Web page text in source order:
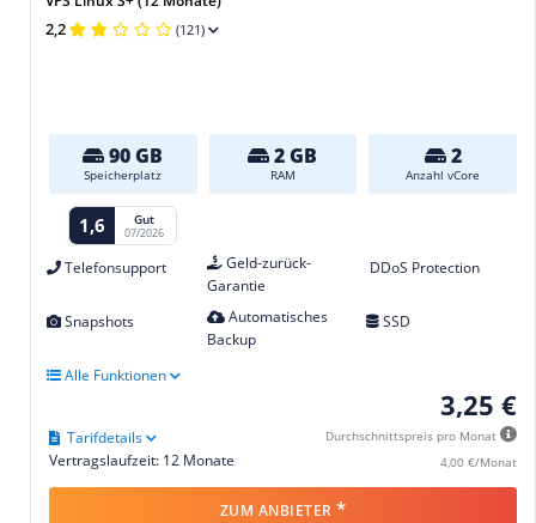
2,2 (121)
90 GB
Speicherplatz
2 GB
RAM
2
Anzahl vCore
1,6 Gut
07/2026
Telefonsupport
Geld-zurück-
Garantie
DDoS Protection
Snapshots
Automatisches
Backup
SSD
Alle Funktionen
3,25 €
Durchschnittspreis pro Monat
4,00 €/Monat
Vertragslaufzeit: 12 Monate
Tarifdetails
ZUM ANBIETER *